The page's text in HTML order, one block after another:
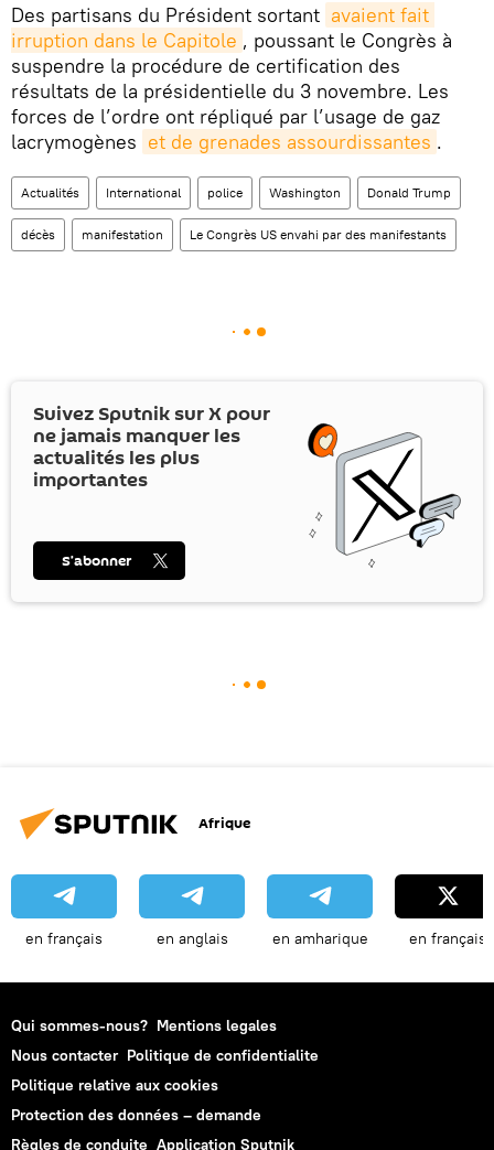
Des partisans du Président sortant avaient fait
irruption dans le Capitole , poussant le Congrès à
suspendre la procédure de certification des
résultats de la présidentielle du 3 novembre. Les
forces de l’ordre ont répliqué par l’usage de gaz
lacrymogènes et de grenades assourdissantes .
Actualités International police Washington Donald Trump
décès manifestation Le Congrès US envahi par des manifestants
Suivez Sputnik surX pour
ne jamais manquer les
actualités les plus
importantes
S’abonner
Afrique
en français en anglais en amharique en français
Qui sommes-nous? Mentions legales
Nous contacter Politique de confidentialite
Politique relative aux cookies
Protection des données – demande
Règles de conduite Application Sputnik